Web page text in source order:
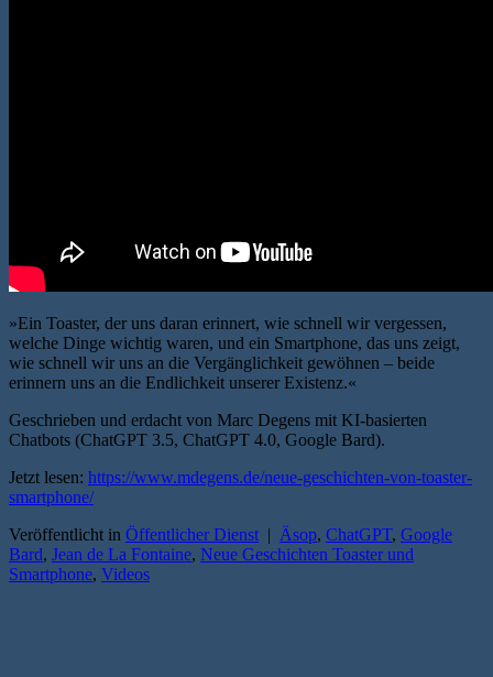
»Ein Toaster, der uns daran erinnert, wie schnell wir vergessen,
welche Dinge wichtig waren, und ein Smartphone, das uns zeigt,
wie schnell wir uns an die Vergänglichkeit gewöhnen – beide
erinnern uns an die Endlichkeit unserer Existenz.«
Geschrieben und erdacht von Marc Degens mit KI-basierten
Chatbots (ChatGPT 3.5, ChatGPT 4.0, Google Bard).
Jetzt lesen: https://www.mdegens.de/neue-geschichten-von-toaster-
smartphone/
Veröffentlicht in Öffentlicher Dienst | Äsop, ChatGPT, Google
Bard, Jean de La Fontaine, Neue Geschichten Toaster und
Smartphone, Videos